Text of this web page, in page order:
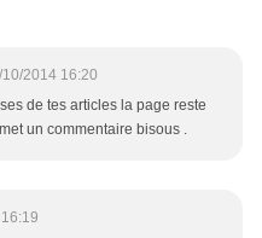
2014 16:20
de tes articles la page reste
un commentaire bisous .